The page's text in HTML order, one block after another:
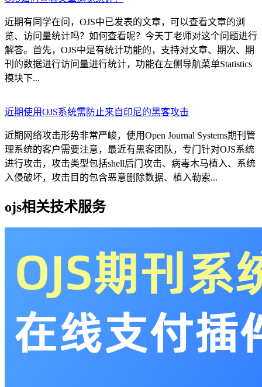
近期有同学在问，OJS中已发表的文章，可以查看文章的浏
览、访问量统计吗？如何查看呢？今天丁老师对这个问题进行
解答。首先，OJS中是有统计功能的，支持对文章、期次、期
刊的数据进行访问量进行统计，功能在左侧导航菜单Statistics
模块下...
近期使用OJS系统需防止来自印尼的黑客攻击
近期网络攻击形势非常严峻，使用Open Journal Systems期刊管
理系统的客户需要注意，最近有黑客团队，专门针对OJS系统
进行攻击，攻击类型包括shell后门攻击、病毒木马植入、系统
入侵破坏，攻击目的包含恶意删除数据、植入勒索...
ojs相关技术服务